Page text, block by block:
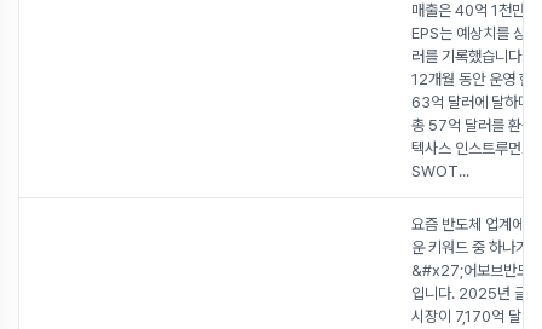
매출은 40억 1천만
EPS는 예상치를 상
러를 기록했습니다.
12개월 동안 운영 현
63억 달러에 달하며,
총 57억 달러를 환원
텍사스 인스트루먼트
SWOT...
요즘 반도체 업계에
운 키워드 중 하나가
&#x27;어보브반도
입니다. 2025년 글
시장이 7,170억 달러